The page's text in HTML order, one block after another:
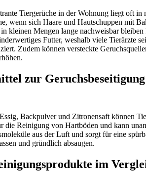
Tiergerüche in der Wohnung liegt oft
wenn sich Haare und Hautschuppen mit
kleinen Mengen lange nachweisbar
Futter, weshalb viele Tierärzte
Zudem können versteckte
zur Geruchsbeseitigung
Backpulver und Zitronensaft können
die Reinigung von Hartböden und kann
aus der Luft und sorgt für eine
und gründlich absaugen.
im